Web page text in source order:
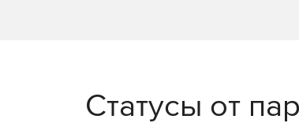
Статусы от